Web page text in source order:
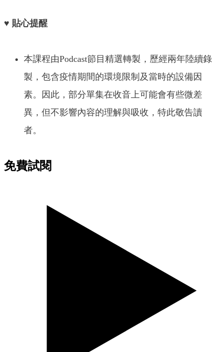
♥ 貼心提醒
本課程由Podcast節目精選轉製，歷經兩年陸續錄
製，包含疫情期間的環境限制及當時的設備因
素。因此，部分單集在收音上可能會有些微差
異，但不影響內容的理解與吸收，特此敬告讀
者。
免費試閱